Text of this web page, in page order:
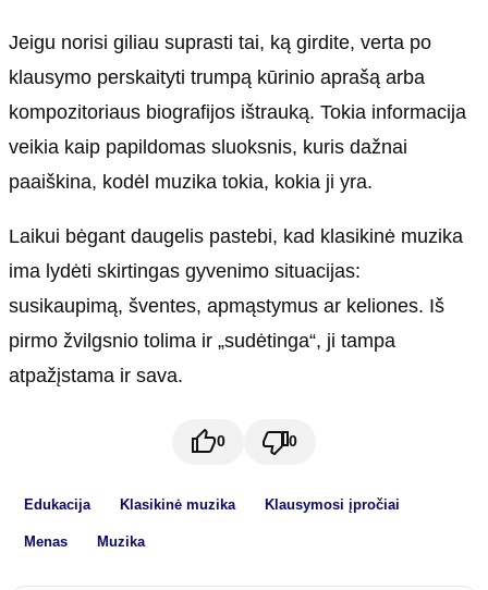
Jeigu norisi giliau suprasti tai, ką girdite, verta po
klausymo perskaityti trumpą kūrinio aprašą arba
kompozitoriaus biografijos ištrauką. Tokia informacija
veikia kaip papildomas sluoksnis, kuris dažnai
paaiškina, kodėl muzika tokia, kokia ji yra.
Laikui bėgant daugelis pastebi, kad klasikinė muzika
ima lydėti skirtingas gyvenimo situacijas:
susikaupimą, šventes, apmąstymus ar keliones. Iš
pirmo žvilgsnio tolima ir „sudėtinga“, ji tampa
atpažįstama ir sava.
0 0
Edukacija Klasikinė muzika Klausymosi įpročiai
Menas Muzika